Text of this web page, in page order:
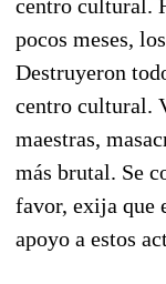
centro cultural.
pocos meses,
Destruyeron
centro cultural.
maestras,
más brutal. Se
favor, exija que
apoyo a estos